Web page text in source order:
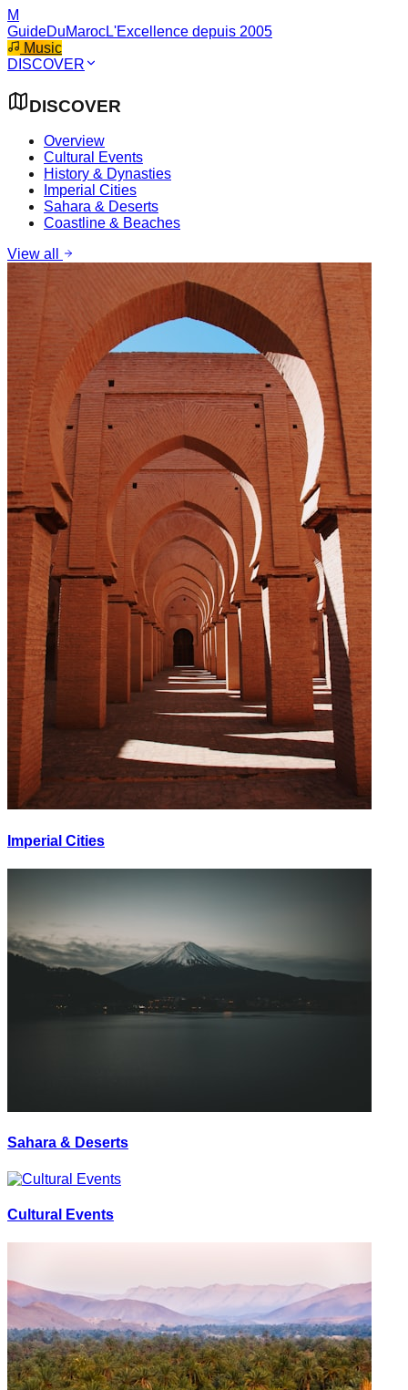
M
GuideDuMarocL'Excellence depuis 2005
Music
DISCOVER
DISCOVER
Overview
Cultural Events
History & Dynasties
Imperial Cities
Sahara & Deserts
Coastline & Beaches
View all
Imperial Cities
Sahara & Deserts
Cultural Events